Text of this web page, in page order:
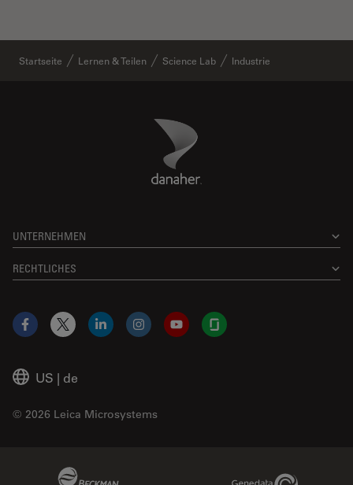
Startseite Lernen & Teilen Science Lab Industrie
Danaher Logo
UNTERNEHMEN
RECHTLICHES
US | de
© 2026 Leica Microsystems
Facebook
X LinkedInInstagramYouTubeGlassdoor
Genedata Link